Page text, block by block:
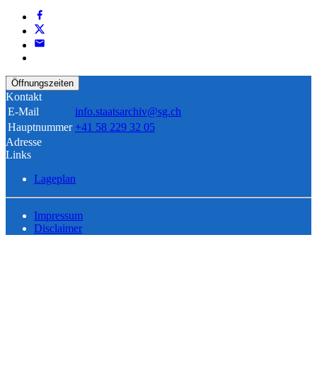
Öffnungszeiten
Kontakt
E-Mail
info.staatsarchiv@sg.ch
Hauptnummer +41 58 229 32 05
Adresse
Links
Lageplan
Impressum
Disclaimer